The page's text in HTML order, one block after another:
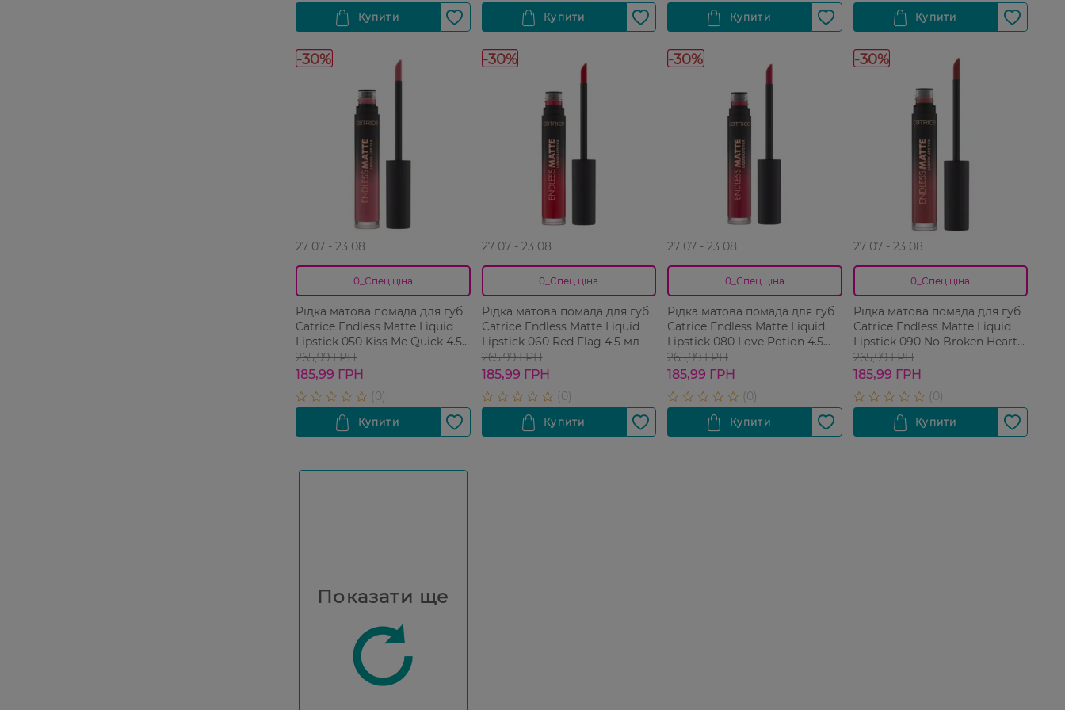
-30%
27 07 - 23 08
0_Спец.ціна
Рідка матова помада для губ
Catrice Endless Matte Liquid
Lipstick 050 Kiss Me Quick 4.5
мл
265,99 ГРН
185,99 ГРН
-30%
27 07 - 23 08
0_Спец.ціна
Рідка матова помада для губ
Catrice Endless Matte Liquid
Lipstick 060 Red Flag 4.5 мл
265,99 ГРН
185,99 ГРН
-30%
27 07 - 23 08
0_Спец.ціна
Рідка матова помада для губ
Catrice Endless Matte Liquid
Lipstick 080 Love Potion 4.5
мл
265,99 ГРН
185,99 ГРН
-30%
27 07 - 23 08
0_Спец.ціна
Рідка матова помада для губ
Catrice Endless Matte Liquid
Lipstick 090 No Broken Hearts
4.5 мл
265,99 ГРН
185,99 ГРН
Показати ще